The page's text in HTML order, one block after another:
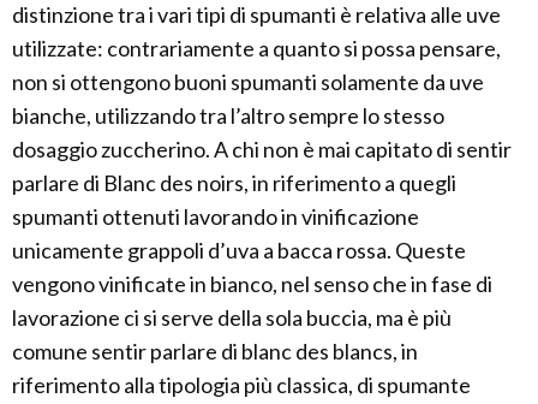
distinzione tra i vari tipi di spumanti è relativa alle uve
utilizzate: contrariamente a quanto si possa pensare,
non si ottengono buoni spumanti solamente da uve
bianche, utilizzando tra l’altro sempre lo stesso
dosaggio zuccherino. A chi non è mai capitato di sentir
parlare di Blanc des noirs, in riferimento a quegli
spumanti ottenuti lavorando in vinificazione
unicamente grappoli d’uva a bacca rossa. Queste
vengono vinificate in bianco, nel senso che in fase di
lavorazione ci si serve della sola buccia, ma è più
comune sentir parlare di blanc des blancs, in
riferimento alla tipologia più classica, di spumante